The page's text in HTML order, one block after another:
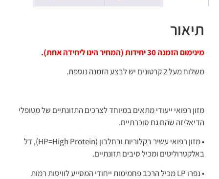
תיאור
מינימום הזמנה 30 יחידות (המחיר הינו ליחידה אחת).
משלוח מעל 2 קרטונים יש לבצע הזמנה נוספת.
מזון רפואי ייעודי מתאים במיוחד לצרכים התזונתיים של מטופלי
הדיאליזה שהם גם סוכרתיים.
• מזון רפואי עשיר בקלוריות ובחלבון (HP=High Protein), דל
באלקטרוליטים ומכיל סיבים תזונתיים.
• נפרו LP מכיל הרכב פחמימות ייחודי המסייע לוויסות רמות